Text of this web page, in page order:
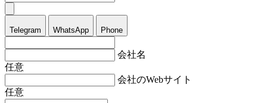
Telegram WhatsApp Phone
会社名
任意
会社のWebサイト
任意